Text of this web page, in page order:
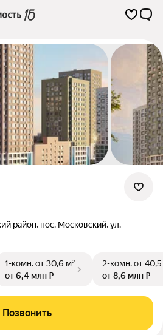
район, пос. Московский,ул.
1-комн.от 30,6 м²
от 6,4 млн ₽
2-комн.от
от 8,6 млн ₽
Позвонить